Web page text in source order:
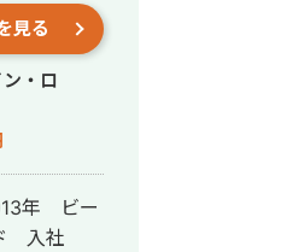
画編集受
先です ◆
年12
見る
・ロ
年 ビー
入社